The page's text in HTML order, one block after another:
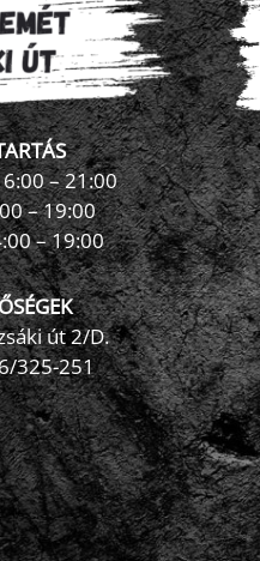
– 21:00
– 19:00
– 19:00
út 2/D.
325-251